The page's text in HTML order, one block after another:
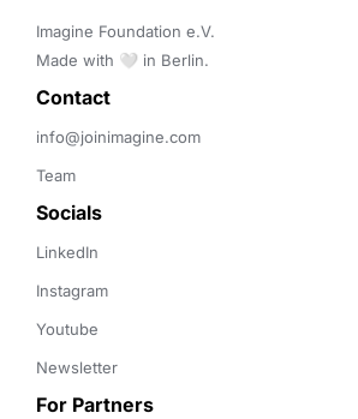
Imagine Foundation e.V.
Made with 🤍 in Berlin.
Contact
info@joinimagine.com
Team
Socials
LinkedIn
Instagram
Youtube
Newsletter
For Partners